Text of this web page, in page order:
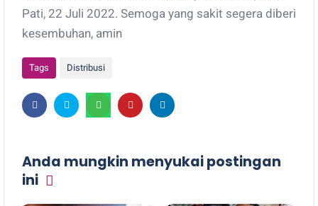
Pati, 22 Juli 2022. Semoga yang sakit segera diberi
kesembuhan, amin
Tags Distribusi
Anda mungkin menyukai postingan
ini